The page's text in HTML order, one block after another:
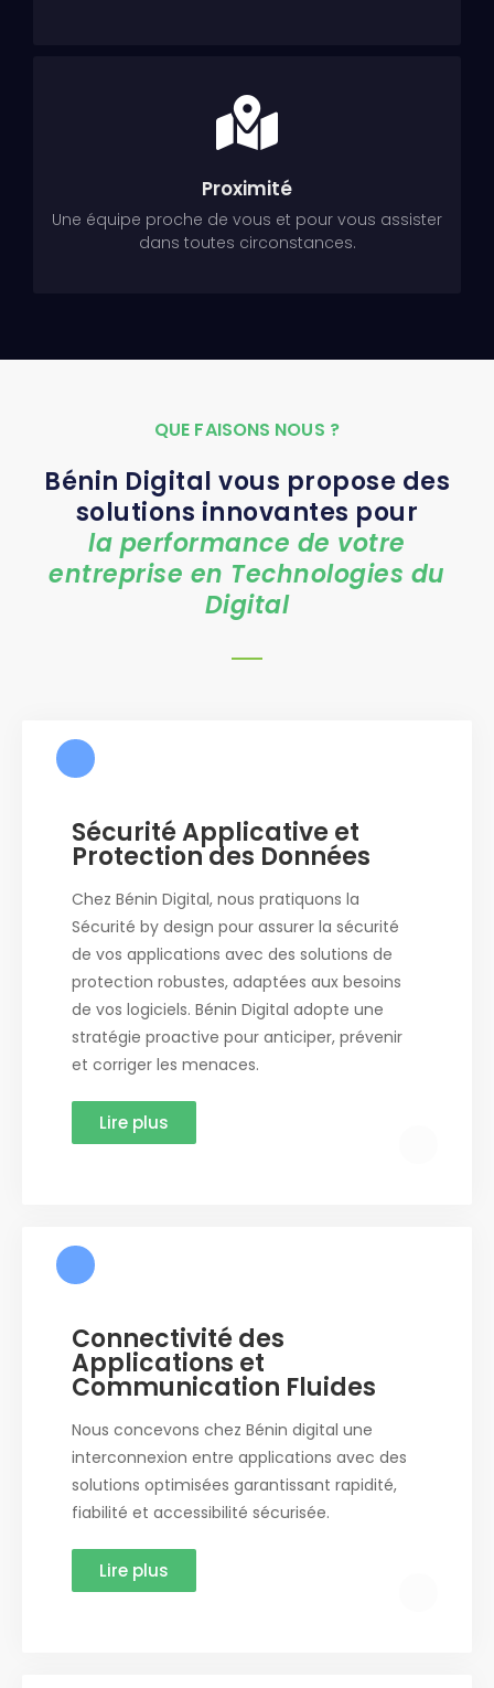
Proximité
Une équipe proche de vous et pour vous assister
dans toutes circonstances.
QUE FAISONS NOUS ?
Bénin Digital vous propose des
solutions innovantes pour
la performance de votre
entreprise en Technologies du
Digital
Sécurité Applicative et
Protection des Données
Chez Bénin Digital, nous pratiquons la
Sécurité by design pour assurer la sécurité
de vos applications avec des solutions de
protection robustes, adaptées aux besoins
de vos logiciels. Bénin Digital adopte une
stratégie proactive pour anticiper, prévenir
et corriger les menaces.
Lire plus
Connectivité des
Applications et
Communication Fluides
Nous concevons chez Bénin digital une
interconnexion entre applications avec des
solutions optimisées garantissant rapidité,
fiabilité et accessibilité sécurisée.
Lire plus